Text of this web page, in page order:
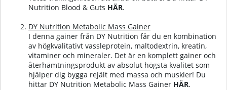
Nutrition Blood & Guts HÄR.
DY Nutrition Metabolic Mass Gainer
I denna gainer från DY Nutrition får du en kombination
av högkvalitativt vassleprotein, maltodextrin, kreatin,
vitaminer och mineraler. Det är en komplett gainer och
återhämtningsprodukt av absolut högsta kvalitet som
hjälper dig bygga rejält med massa och muskler! Du
hittar DY Nutrition Metabolic Mass Gainer HÄR.